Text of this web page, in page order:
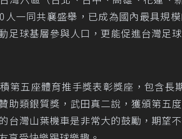
人一同共襄盛舉，已成為國內最具規
足球基層參與人口，更能促進台灣足
第五座體育推手獎表彰獎座，包含長
助類銀質獎，武田真二說，獲頒第五
台灣山葉機車是非常大的鼓勵，期望